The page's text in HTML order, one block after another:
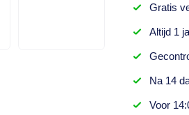
Gratis
Altijd 1
Na 14
Voor